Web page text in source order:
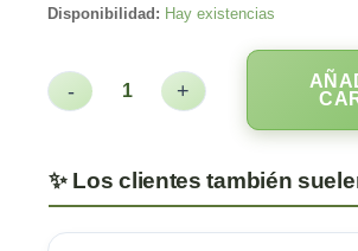
Disponibilidad: Hay existencias
- +